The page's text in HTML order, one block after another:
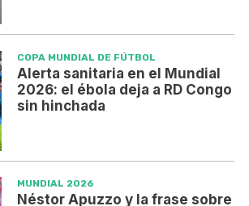
COPA MUNDIAL DE FÚTBOL
Alerta sanitaria en el Mundial
2026: el ébola deja a RD Congo
sin hinchada
MUNDIAL 2026
Néstor Apuzzo y la frase sobre